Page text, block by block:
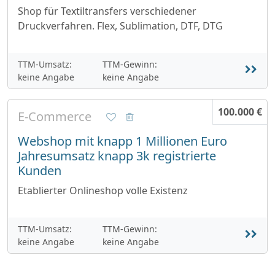
Shop für Textiltransfers verschiedener
Druckverfahren. Flex, Sublimation, DTF, DTG
TTM-Umsatz:
keine Angabe
TTM-Gewinn:
keine Angabe
100.000 €
E-Commerce
Webshop mit knapp 1 Millionen Euro
Jahresumsatz knapp 3k registrierte
Kunden
Etablierter Onlineshop volle Existenz
TTM-Umsatz:
keine Angabe
TTM-Gewinn:
keine Angabe